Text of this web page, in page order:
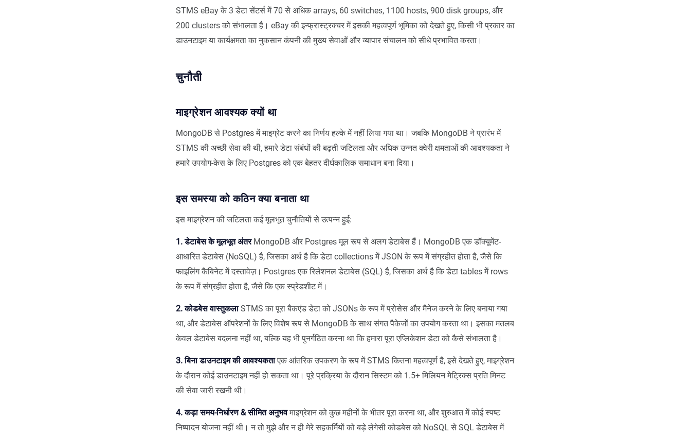
STMS eBay के 3 डेटा सेंटर्स में 70 से अधिक arrays, 60 switches, 1100 hosts, 900 disk groups, और
200 clusters को संभालता है। eBay की इन्फ्रास्ट्रक्चर में इसकी महत्वपूर्ण भूमिका को देखते हुए, किसी भी प्रकार का
डाउनटाइम या कार्यक्षमता का नुकसान कंपनी की मुख्य सेवाओं और व्यापार संचालन को सीधे प्रभावित करता।
चुनौती
माइग्रेशन आवश्यक क्यों था
MongoDB से Postgres में माइग्रेट करने का निर्णय हल्के में नहीं लिया गया था। जबकि MongoDB ने प्रारंभ में
STMS की अच्छी सेवा की थी, हमारे डेटा संबंधों की बढ़ती जटिलता और अधिक उन्नत क्वेरी क्षमताओं की आवश्यकता ने
हमारे उपयोग-केस के लिए Postgres को एक बेहतर दीर्घकालिक समाधान बना दिया।
इस समस्या को कठिन क्या बनाता था
इस माइग्रेशन की जटिलता कई मूलभूत चुनौतियों से उत्पन्न हुई:
1. डेटाबेस के मूलभूत अंतरMongoDB और Postgres मूल रूप से अलग डेटाबेस हैं। MongoDB एक डॉक्यूमेंट-
आधारित डेटाबेस (NoSQL) है, जिसका अर्थ है कि डेटा collections में JSON के रूप में संग्रहीत होता है, जैसे कि
फाइलिंग कैबिनेट में दस्तावेज़। Postgres एक रिलेशनल डेटाबेस (SQL) है, जिसका अर्थ है कि डेटा tables में rows
के रूप में संग्रहीत होता है, जैसे कि एक स्प्रेडशीट में।
2. कोडबेस वास्तुकलाSTMS का पूरा बैकएंड डेटा को JSONs के रूप में प्रोसेस और मैनेज करने के लिए बनाया गया
था, और डेटाबेस ऑपरेशनों के लिए विशेष रूप से MongoDB के साथ संगत पैकेजों का उपयोग करता था। इसका मतलब
केवल डेटाबेस बदलना नहीं था, बल्कि यह भी पुनर्गठित करना था कि हमारा पूरा एप्लिकेशन डेटा को कैसे संभालता है।
3. बिना डाउनटाइम की आवश्यकताएक आंतरिक उपकरण के रूप में STMS कितना महत्वपूर्ण है, इसे देखते हुए, माइग्रेशन
के दौरान कोई डाउनटाइम नहीं हो सकता था। पूरे प्रक्रिया के दौरान सिस्टम को 1.5+ मिलियन मेट्रिक्स प्रति मिनट
की सेवा जारी रखनी थी।
4. कड़ा समय-निर्धारण & सीमित अनुभवमाइग्रेशन को कुछ महीनों के भीतर पूरा करना था, और शुरुआत में कोई स्पष्ट
निष्पादन योजना नहीं थी। न तो मुझे और न ही मेरे सहकर्मियों को बड़े लेगेसी कोडबेस को NoSQL से SQL डेटाबेस में